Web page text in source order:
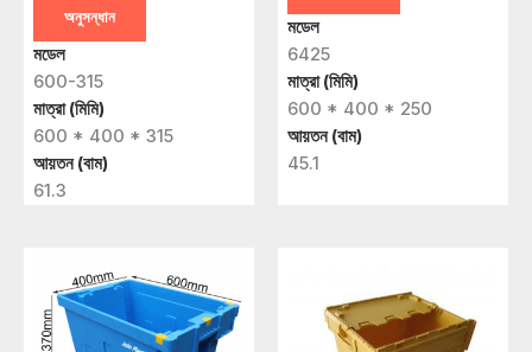
অনুসন্ধান
মডেল
600-315
মাত্রা (মিমি)
600 * 400 * 315
আয়তন (বাম)
61.3
মডেল
6425
মাত্রা (মিমি)
600 * 400 * 250
আয়তন (বাম)
45.1